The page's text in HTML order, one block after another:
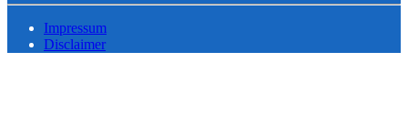
Impressum
Disclaimer